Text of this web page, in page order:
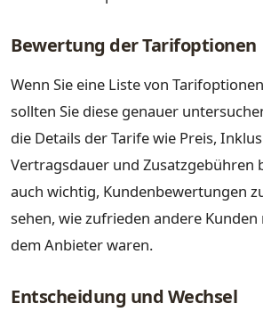
Bewertung der Tarifoptionen
Wenn Sie eine Liste von
sollten Sie diese genauer
die Details der Tarife wie Preis,
Vertragsdauer und Zusatzgebühren
auch wichtig, Kundenbewertungen
sehen, wie zufrieden andere
dem Anbieter waren.
Entscheidung und Wechsel